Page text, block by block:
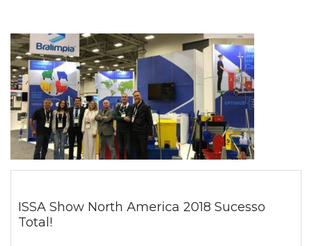
ISSA Show North America 2018 Sucesso
Total!